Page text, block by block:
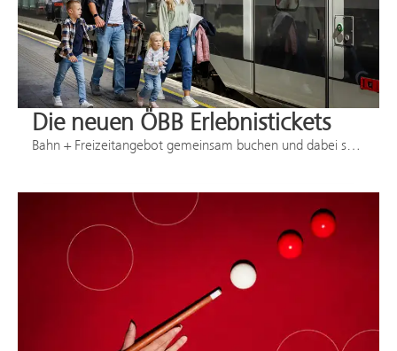
Die neuen ÖBB Erlebnistickets
Bahn + Freizeitangebot gemeinsam buchen und dabei sparen.